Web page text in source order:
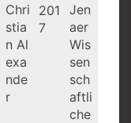
Chri
stia
n Al
exa
nde
r
201
7
Jen
aer
Wis
sen
sch
aftli
che